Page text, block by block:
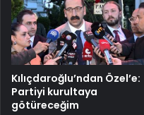
Kılıçdaroğlu’ndan Özel’e:
Partiyi kurultaya
götüreceğim